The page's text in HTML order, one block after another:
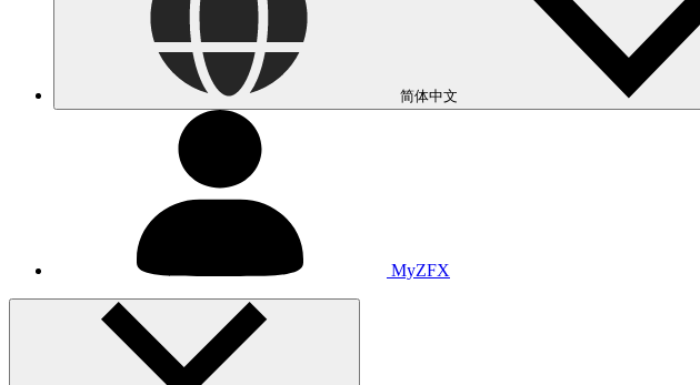
简体中文
MyZFX